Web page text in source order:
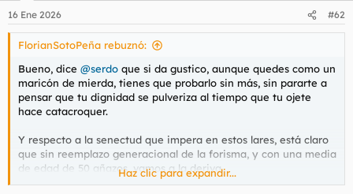
e
s
16 Ene 2026 #62
FlorianSotoPeña rebuznó:
Bueno, dice @serdo que si da gustico, aunque quedes como un
maricón de mierda, tienes que probarlo sin más, sin pararte a
pensar que tu dignidad se pulveriza al tiempo que tu ojete
hace catacroquer.
Y respecto a la senectud que impera en estos lares, está claro
que sin reemplazo generacional de la forisma, y con una media
de edad de 50 añazos, vamos a la deriva.
Haz clic para expandir...